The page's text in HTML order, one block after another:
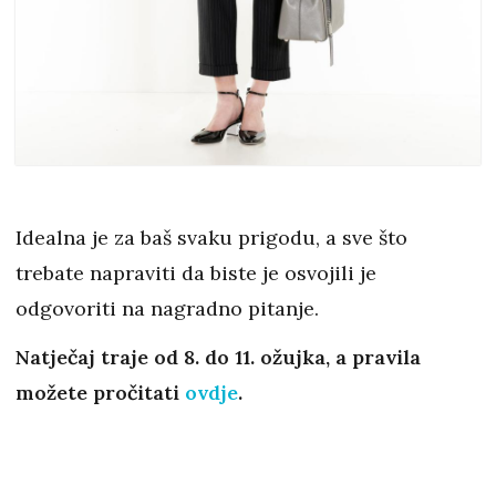
Idealna je za baš svaku prigodu, a sve što
trebate napraviti da biste je osvojili je
odgovoriti na nagradno pitanje.
Natječaj traje od 8. do 11. ožujka, a pravila
možete pročitati ovdje.